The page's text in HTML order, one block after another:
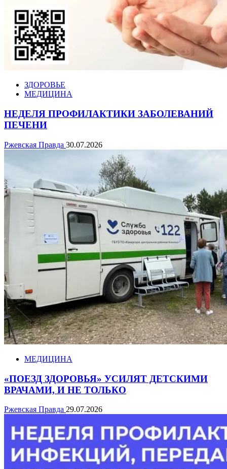
ЗДОРОВЬЕ
МЕДИЦИНА
НЕДЕЛЯ ПРОФИЛАКТИКИ ЗАБОЛЕВАНИЙ
ПЕЧЕНИ
Ржевская Правда 30.07.2026
МЕДИЦИНА
«ПОЕЗД ЗДОРОВЬЯ» УСИЛЯТ ДЕТСКИМИ
ВРАЧАМИ, И НЕ ТОЛЬКО
Ржевская Правда 29.07.2026